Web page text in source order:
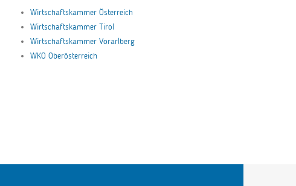
Wirtschaftskammer Österreich
Wirtschaftskammer Tirol
Wirtschaftskammer Vorarlberg
WKO Oberösterreich